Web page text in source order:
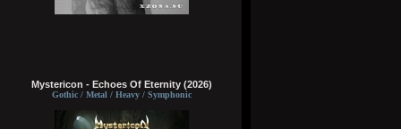
Mystericon - Echoes Of Eternity (2026)
Gothic / Metal / Heavy / Symphonic